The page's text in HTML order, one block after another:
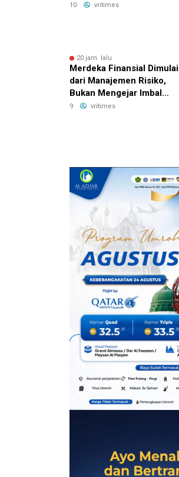
District 8
10 vritimes
20 jam lalu
Merdeka Finansial Dimulai
dari Manajemen Risiko,
Bukan Mengejar Imbal
Hasil Cepat
9 vritimes